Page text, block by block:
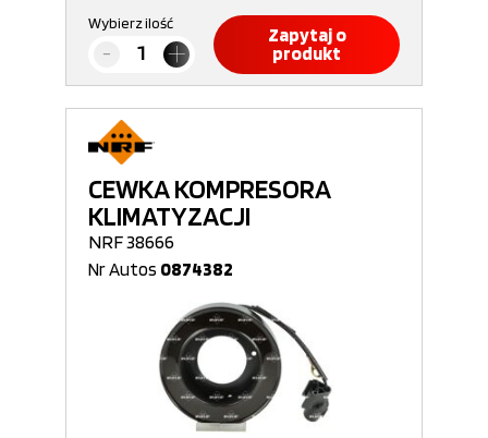
Wybierz ilość
Zapytaj o
produkt
CEWKA KOMPRESORA
KLIMATYZACJI
NRF 38666
Nr Autos 0874382